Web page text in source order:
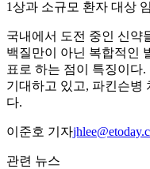
1상과 소규모 환자 대상
국내에서 도전 중인 신약
백질만이 아닌 복합적인
표로 하는 점이 특징이다
기대하고 있고, 파킨슨병
다.
이준호 기자
관련 뉴스